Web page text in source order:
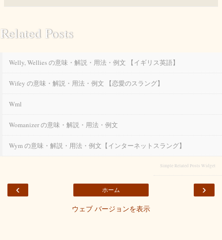
Related Posts
Welly, Wellies の意味・解説・用法・例文 【イギリス英語】
Wifey の意味・解説・用法・例文 【恋愛のスラング】
Wml
Womanizer の意味・解説・用法・例文
Wym の意味・解説・用法・例文【インターネットスラング】
Simple Related Posts Widget
‹ ›
ホーム
ウェブ バージョンを表示